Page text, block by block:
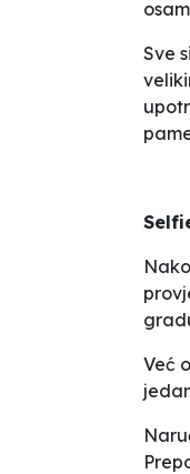
Sve
Već